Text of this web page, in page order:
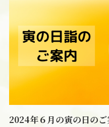
2024年６月の寅の日の